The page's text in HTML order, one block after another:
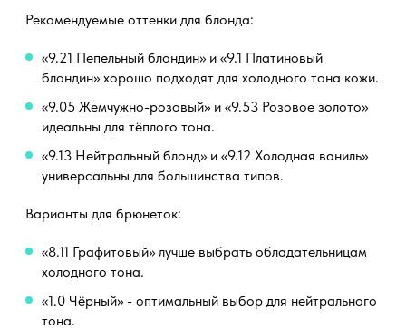
Рекомендуемые оттенки для блонда:
«9.21 Пепельный блондин» и «9.1 Платиновый
блондин» хорошо подходят для холодного тона кожи.
«9.05 Жемчужно-розовый» и «9.53 Розовое золото»
идеальны для тёплого тона.
«9.13 Нейтральный блонд» и «9.12 Холодная ваниль»
универсальны для большинства типов.
Варианты для брюнеток:
«8.11 Графитовый» лучше выбрать обладательницам
холодного тона.
«1.0 Чёрный» - оптимальный выбор для нейтрального
тона.